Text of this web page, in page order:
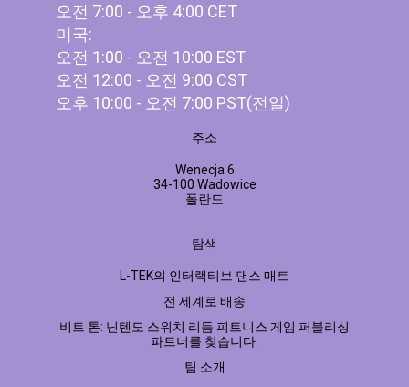
오전 7:00 - 오후 4:00 CET
미국:
오전 1:00 - 오전 10:00 EST
오전 12:00 - 오전 9:00 CST
오후 10:00 - 오전 7:00 PST(전일)
주소
Wenecja 6
34-100 Wadowice
폴란드
탐색
L-TEK의 인터랙티브 댄스 매트
전 세계로 배송
비트 톤: 닌텐도 스위치 리듬 피트니스 게임 퍼블리싱
파트너를 찾습니다.
팀 소개